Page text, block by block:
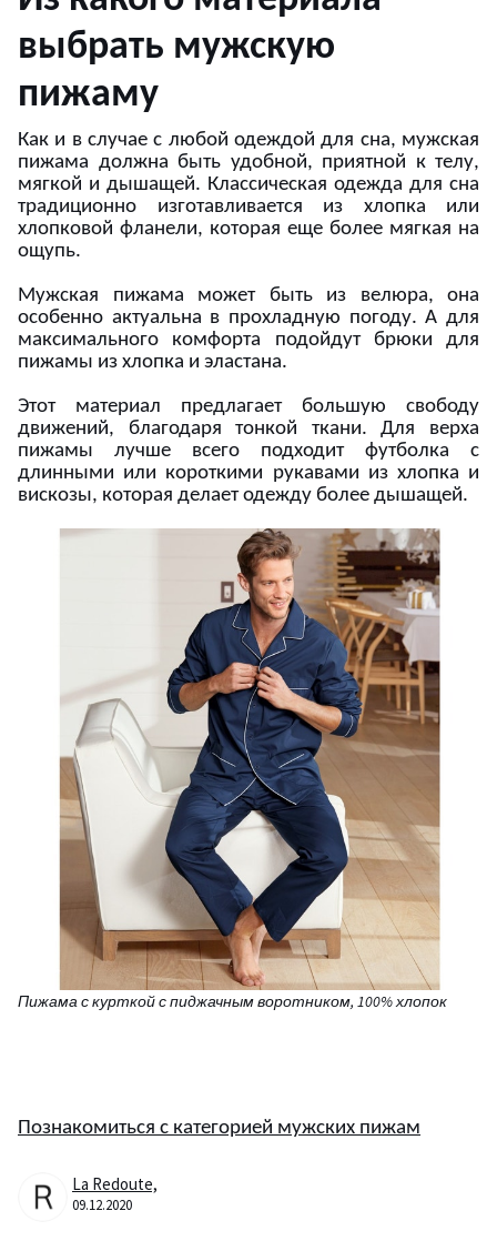
выбрать мужскую
пижаму
Как и в случае с любой одеждой для сна, мужская
пижама должна быть удобной, приятной к телу,
мягкой и дышащей. Классическая одежда для сна
традиционно изготавливается из хлопка или
хлопковой фланели, которая еще более мягкая на
ощупь.
Мужская пижама может быть из велюра, она
особенно актуальна в прохладную погоду. А для
максимального комфорта подойдут брюки для
пижамы из хлопка и эластана.
Этот материал предлагает большую свободу
движений, благодаря тонкой ткани. Для верха
пижамы лучше всего подходит футболка с
длинными или короткими рукавами из хлопка и
вискозы, которая делает одежду более дышащей.
Пижама с курткой с пиджачным воротником, 100% хлопок
Познакомиться с категорией мужских пижам
La Redoute,
09.12.2020